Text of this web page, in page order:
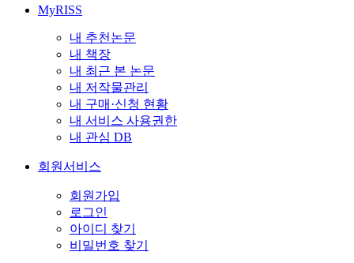
MyRISS
내 추천논문
내 책장
내 최근 본 논문
내 저작물관리
내 구매·신청 현황
내 서비스 사용권한
내 관심 DB
회원서비스
회원가입
로그인
아이디 찾기
비밀번호 찾기